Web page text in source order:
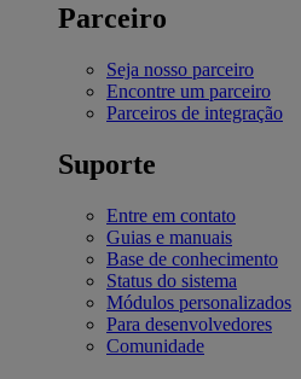
Parceiro
Seja nosso parceiro
Encontre um parceiro
Parceiros de integração
Suporte
Entre em contato
Guias e manuais
Base de conhecimento
Status do sistema
Módulos personalizados
Para desenvolvedores
Comunidade